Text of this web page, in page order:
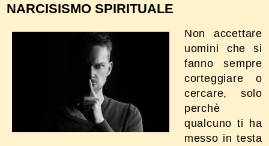
NARCISISMO SPIRITUALE
Non accettare
uomini che si
fanno sempre
corteggiare o
cercare, solo
perchè
qualcuno ti ha
messo in testa